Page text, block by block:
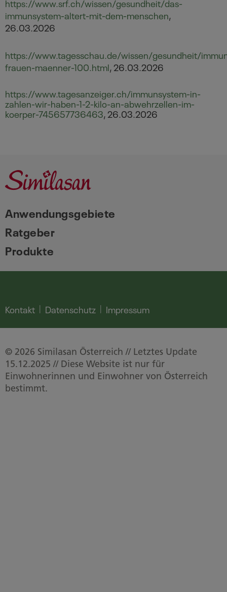
immunsystem-altert-mit-dem-menschen,
26.03.2026
https://www.tagesschau.de/wissen/gesundheit/
frauen-maenner-100.html, 26.03.2026
https://www.tagesanzeiger.ch/immunsystem-in-
zahlen-wir-haben-1-2-kilo-an-abwehrzellen-im-
koerper-745657736463, 26.03.2026
Anwendungsgebiete
Ratgeber
Produkte
Kontakt Datenschutz Impressum
© 2026 Similasan Österreich // Letztes Update
15.12.2025 // Diese Website ist nur für
Einwohnerinnen und Einwohner von Österreich
bestimmt.